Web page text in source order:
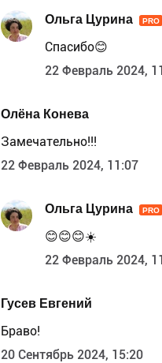
Ольга Цурина PRO
Спасибо😊
22 Февраль 2024,
Олёна Конева
Замечательно!!!
22 Февраль 2024, 11:07
Ольга Цурина PRO
😊😊😊☀️
22 Февраль 2024,
Гусев Евгений
Браво!
20 Сентябрь 2024, 15:20